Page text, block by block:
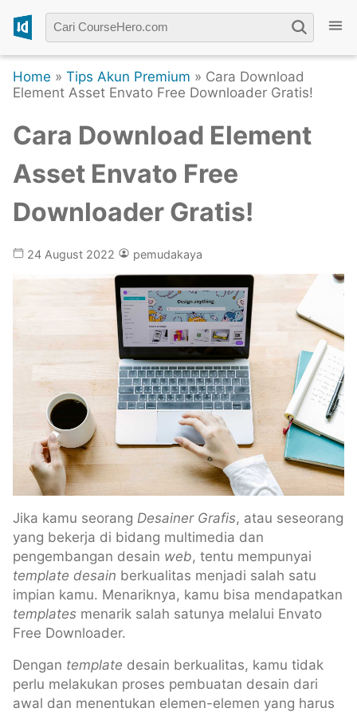
Home » Tips Akun Premium » Cara Download
Element Asset Envato Free Downloader Gratis!
Cara Download Element
Asset Envato Free
Downloader Gratis!
24 August 2022 pemudakaya
Jika kamu seorang Desainer Grafis, atau seseorang
yang bekerja di bidang multimedia dan
pengembangan desain web, tentu mempunyai
template desain berkualitas menjadi salah satu
impian kamu. Menariknya, kamu bisa mendapatkan
templates menarik salah satunya melalui Envato
Free Downloader.
Dengan template desain berkualitas, kamu tidak
perlu melakukan proses pembuatan desain dari
awal dan menentukan elemen-elemen yang harus